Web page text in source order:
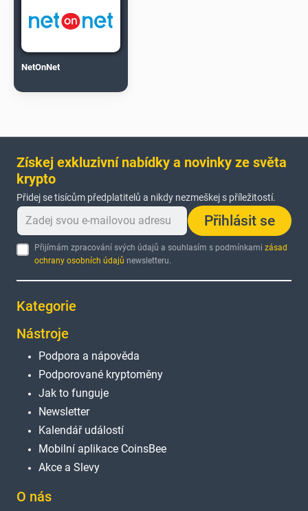
NetOnNet
Získej exkluzivní nabídky a novinky ze světa
krypto
Přidej se tisícům předplatitelů a nikdy nezmeškej s příležitostí.
Přihlásit se
Přijímám zpracování svých údajů a souhlasím s podmínkamizásad
ochrany osobních údajů newsletteru.
Kategorie
Nástroje
Podpora a nápověda
Podporované kryptoměny
Jak to funguje
Newsletter
Kalendář událostí
Mobilní aplikace CoinsBee
Akce a Slevy
O nás